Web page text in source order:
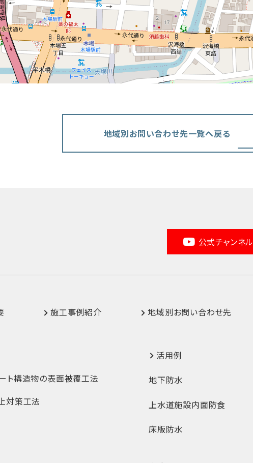
地域別お問い合わせ先一覧へ戻る
公式チャンネル
施工事例紹介 地域別お問い合わせ先
ート構造物の表面被覆工法
対策工法
活用例
地下防水
上水道施設内面防食
床版防水